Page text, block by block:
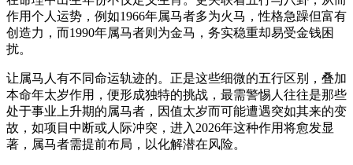
作用个人运势，例如1966年属马者多为火马，性格急躁但富有
创造力，而1990年属马者则为金马，务实稳重却易受金钱困
扰。
让属马人有不同命运轨迹的。正是这些细微的五行区别，叠加
本命年太岁作用，便形成独特的挑战，最需警惕人往往是那些
处于事业上升期的属马者，因值太岁而可能遭遇突如其来的变
故，如项目中断或人际冲突，进入2026年这种作用将愈发显
著，属马者需提前布局，以化解潜在风险。